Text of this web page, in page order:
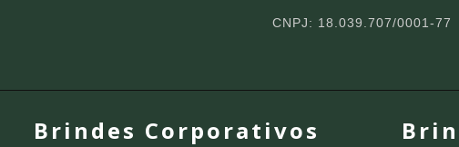
CNPJ: 18.039.707/0001-77
Brindes Corporativos